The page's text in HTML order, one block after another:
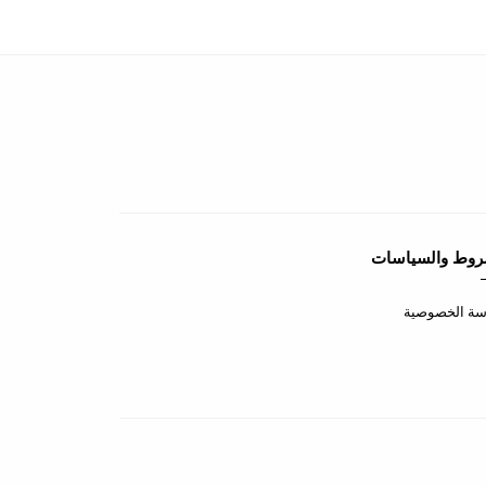
والسياسات
الخصوصية